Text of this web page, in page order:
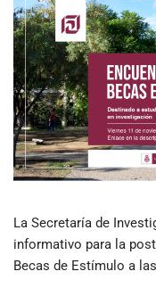
La Secretaría de
informativo para la
Becas de Estímulo a